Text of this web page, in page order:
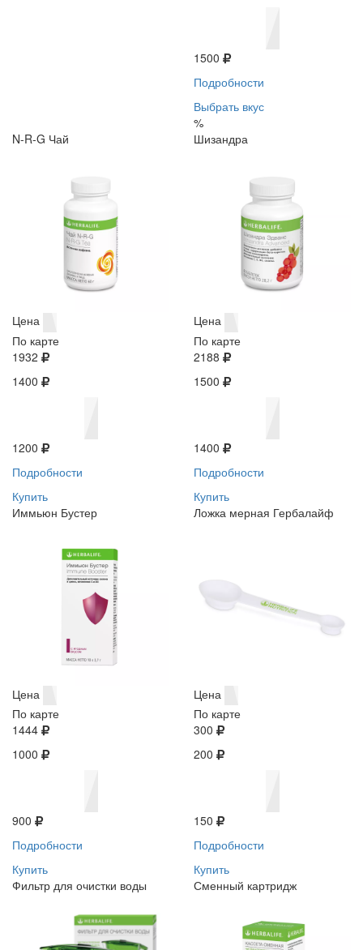
1500
Подробности
Выбрать вкус
%
N-R-G Чай
Цена
По карте
1932
1400
1200
Подробности
Купить
Шизандра
Цена
По карте
2188
1500
1400
Подробности
Купить
Иммьюн Бустер
Цена
По карте
1444
1000
900
Подробности
Купить
Ложка мерная Гербалайф
Цена
По карте
300
200
150
Подробности
Купить
Фильтр для очистки воды
Сменный картридж